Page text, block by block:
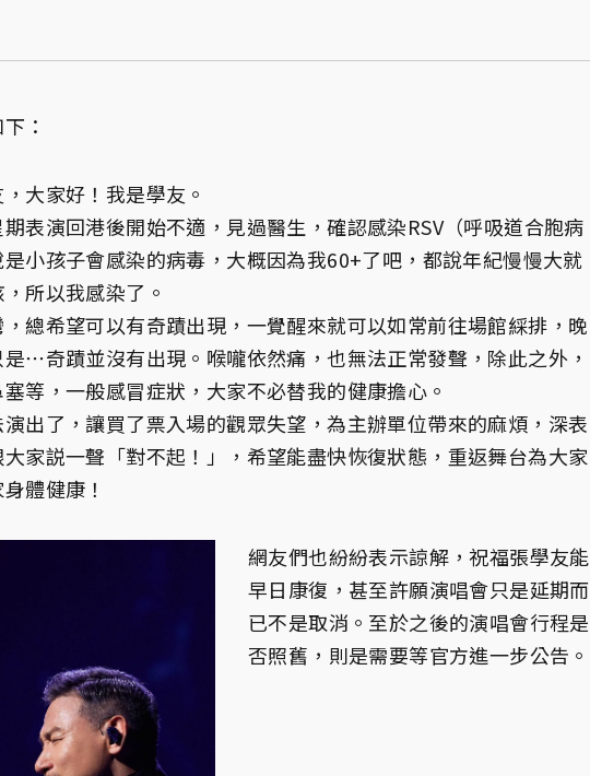
：
大家好！我是學友。
表演回港後開始不適，見過醫生，確認感染RSV（呼吸道合胞病
小孩子會感染的病毒，大概因為我60+了吧，都說年紀慢慢大就
所以我感染了。
總希望可以有奇蹟出現，一覺醒來就可以如常前往場館綵排，晚
是⋯奇蹟並沒有出現。喉嚨依然痛，也無法正常發聲，除此之外，
等，一般感冒症狀，大家不必替我的健康擔心。
出了，讓買了票入場的觀眾失望，為主辦單位帶來的麻煩，深表
家説一聲「對不起！」，希望能盡快恢復狀態，重返舞台為大家
體健康！
網友們也紛紛表示諒解，祝福張學友能
早日康復，甚至許願演唱會只是延期而
已不是取消。至於之後的演唱會行程是
否照舊，則是需要等官方進一步公告。